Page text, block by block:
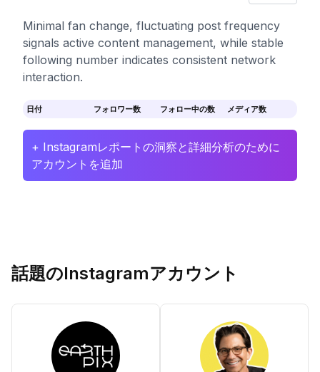
Minimal fan change, fluctuating post frequency
signals active content management, while stable
following number indicates consistent network
interaction.
日付 フォロワー数 フォロー中の数 メディア数
+ Instagramレポートの洞察と詳細分析のために
アカウントを追加
話題のInstagramアカウント